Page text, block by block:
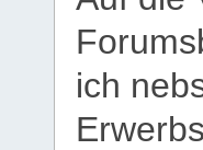
ich